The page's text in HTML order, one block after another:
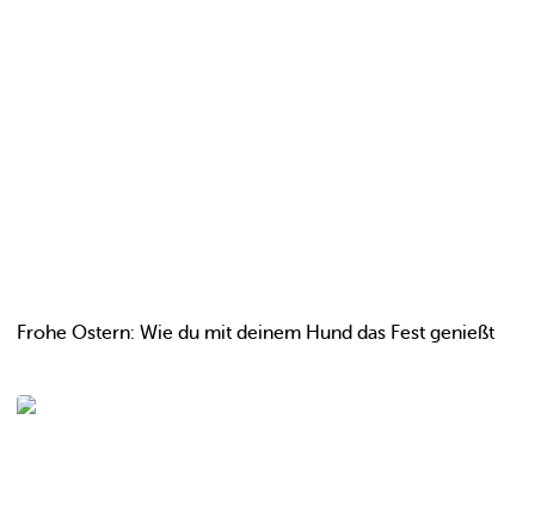
Frohe Ostern: Wie du mit deinem Hund das Fest genießt